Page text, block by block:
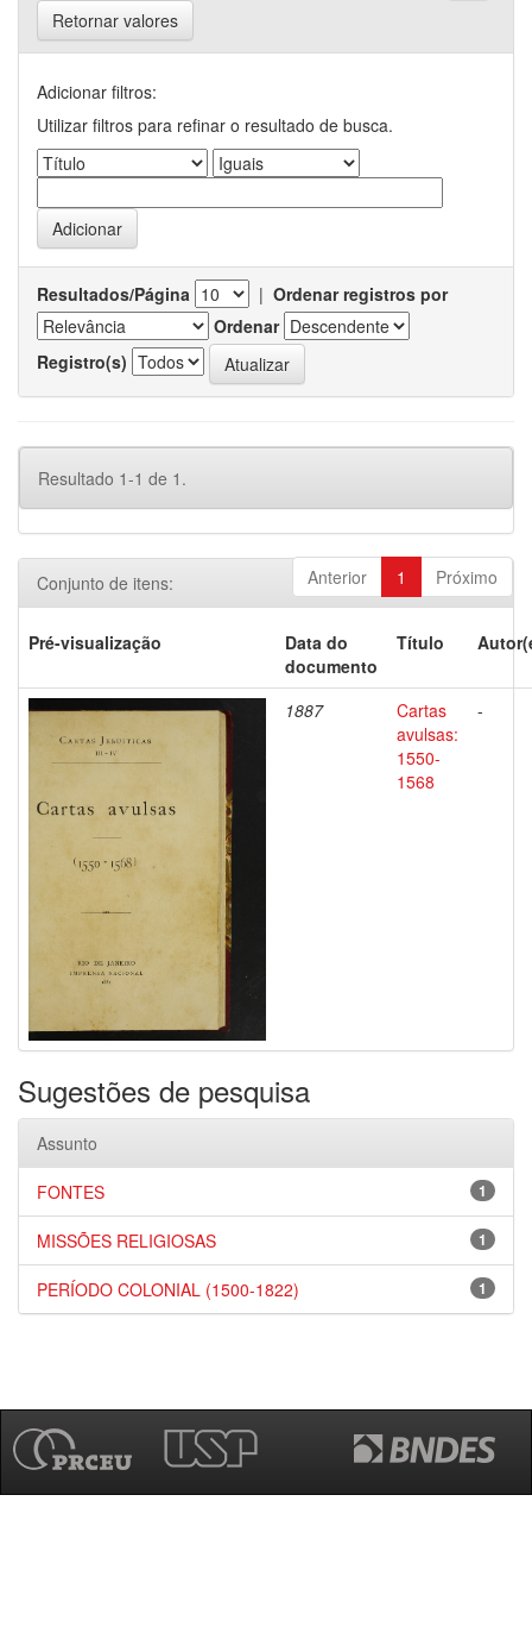
Retornar valores
Adicionar filtros:
Utilizar filtros para refinar o resultado de busca.
Resultados/Página | Ordenar registros por
Ordenar
Registro(s)
Resultado 1-1 de 1.
Anterior 1 Próximo
Conjunto de itens:
Pré-visualização
Data do
documento
Título
1887
Cartas
avulsas:
1550-
1568
-
Sugestões de pesquisa
Assunto
1
FONTES
1
MISSÕES RELIGIOSAS
1
PERÍODO COLONIAL (1500-1822)